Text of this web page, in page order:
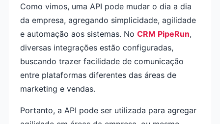
Como vimos, uma API pode mudar o dia a dia
da empresa, agregando simplicidade, agilidade
e automação aos sistemas. No CRM PipeRun,
diversas integrações estão configuradas,
buscando trazer facilidade de comunicação
entre plataformas diferentes das áreas de
marketing e vendas.
Portanto, a API pode ser utilizada para agregar